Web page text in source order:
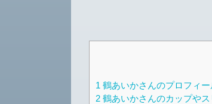
1 鶴あいかさんのプロフィー
2 鶴あいかさんのカップやス